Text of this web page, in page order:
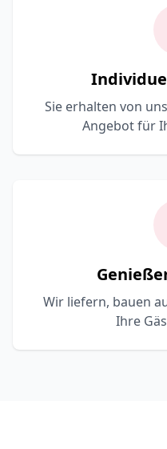
Sie erhalten von
Angebot für
Wir liefern, bauen
Ihre